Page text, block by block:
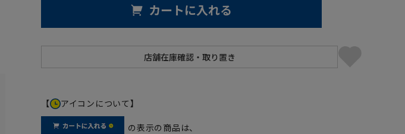
カートに入れる
【 アイコンについて】
の表示の商品は、